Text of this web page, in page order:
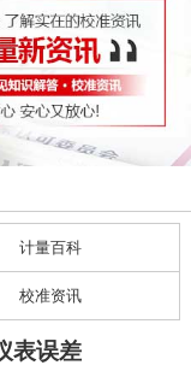
计量百科
校准资讯
表误差